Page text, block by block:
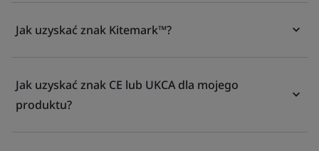
Jak uzyskać znak Kitemark™?
Jak uzyskać znak CE lub UKCA dla mojego
produktu?